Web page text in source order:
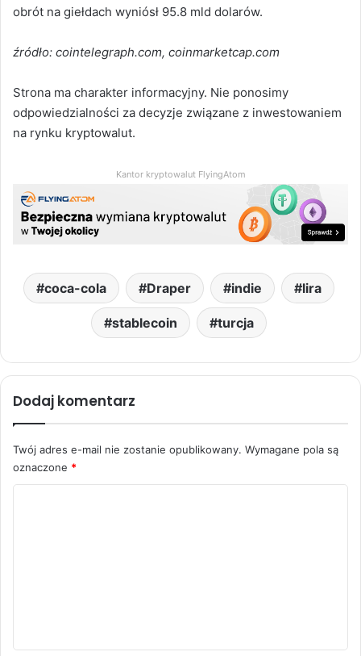
obrót na giełdach wyniósł 95.8 mld dolarów.
źródło: cointelegraph.com, coinmarketcap.com
Strona ma charakter informacyjny. Nie ponosimy
odpowiedzialności za decyzje związane z inwestowaniem
na rynku kryptowalut.
Kantor kryptowalut FlyingAtom
coca-cola Draper indie lira
stablecoin turcja
Dodaj komentarz
Twój adres e-mail nie zostanie opublikowany. Wymagane pola są
oznaczone *